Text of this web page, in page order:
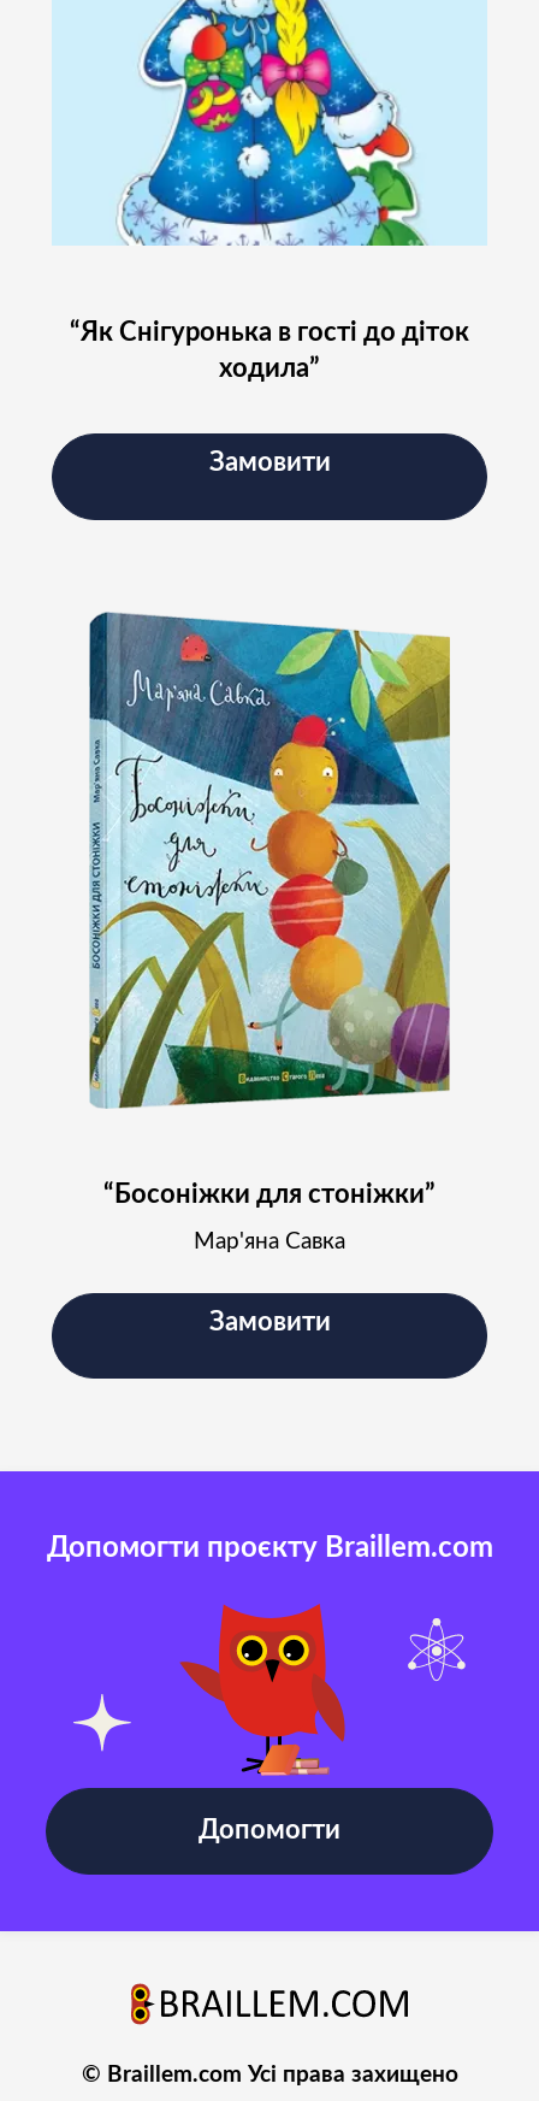
“Як Снігуронька в гості до діток
ходила”
Замовити
“Босоніжки для стоніжки”
Мар'яна Савка
Замовити
Допомогти проєкту Braillem.com
Допомогти
© Braillem.com Усі права захищено